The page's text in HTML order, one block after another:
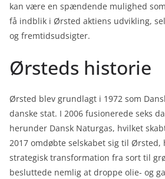
kan være en spændende mulighed
få indblik i Ørsted aktiens udvikling,
og fremtidsudsigter.
Ørsteds historie
Ørsted blev grundlagt i 1972 som
danske stat. I 2006 fusionerede seks
herunder Dansk Naturgas, hvilket
2017 omdøbte selskabet sig til Ørsted,
strategisk transformation fra sort til
besluttede nemlig at droppe olie- og